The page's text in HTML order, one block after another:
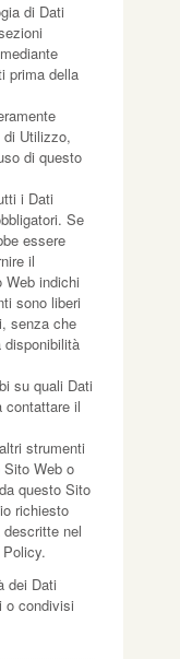
di Dati
prima della
Utilizzo,
di questo
i Dati
Se
essere
il
indichi
sono liberi
senza che
disponibilità
su quali Dati
contattare il
strumenti
Web o
questo Sito
richiesto
nel
dei Dati
o condivisi